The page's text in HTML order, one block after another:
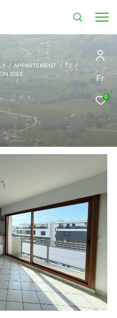
Fr
0
APPARTEMENT
T2
IDEE